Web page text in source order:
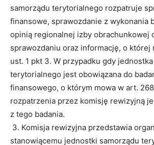
samorządu terytorialnego rozpatruje
finansowe, sprawozdanie z wykonania
opinią regionalnej izby obrachunkowej
sprawozdaniu oraz informację, o której
ust. 1 pkt 3. W przypadku gdy
terytorialnego jest obowiązana do
finansowego, o którym mowa w art.
rozpatrzenia przez komisję rewizyjną
z tego badania.
3. Komisja rewizyjna przedstawia
stanowiącemu jednostki samorządu